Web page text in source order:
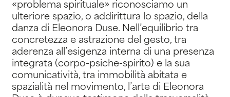
«problema spirituale» riconosciamo un
ulteriore spazio, o addirittura lo spazio, della
danza di Eleonora Duse. Nell’equilibrio tra
concretezza e astrazione del gesto, tra
aderenza all’esigenza interna di una presenza
integrata (corpo-psiche-spirito) e la sua
comunicatività, tra immobilità abitata e
spazialità nel movimento, l’arte di Eleonora